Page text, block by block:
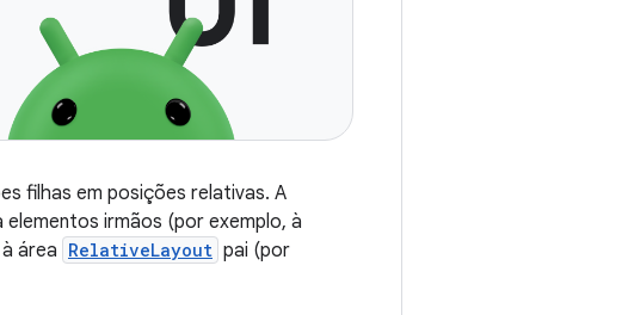
filhas em posições relativas. A
irmãos (por exemplo, à
área RelativeLayout pai (por